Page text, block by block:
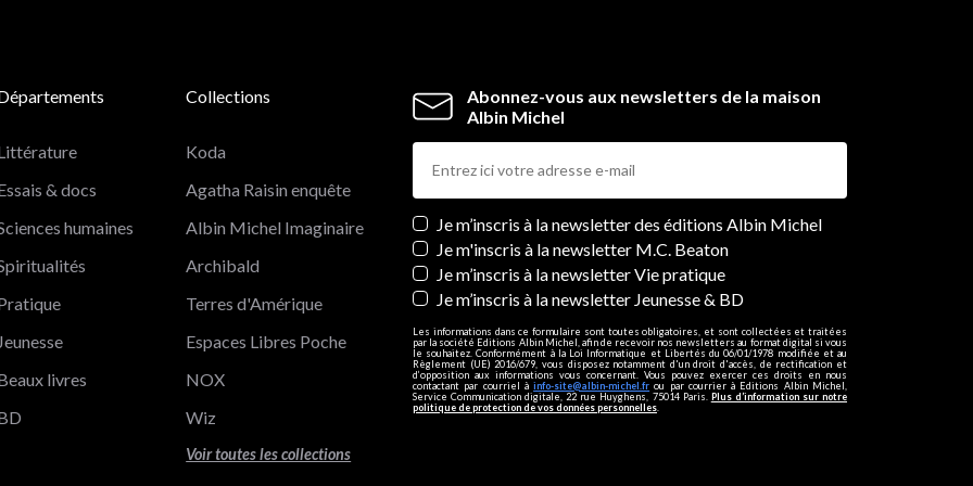
Abonnez-vous aux newsletters de la maison
Albin Michel
Newsletters
Je m’inscris à la newsletter des éditions Albin Michel
Je m'inscris à la newsletter M.C. Beaton
Je m’inscris à la newsletter Vie pratique
Je m’inscris à la newsletter Jeunesse & BD
Les informations dans ce formulaire sont toutes obligatoires, et sont collectées et traitées
par la société Editions Albin Michel, afin de recevoir nos newsletters au format digital si vous
le souhaitez. Conformément à la Loi Informatique et Libertés du 06/01/1978 modifiée et au
Règlement (UE) 2016/679, vous disposez notamment d'un droit d'accès, de rectification et
d’opposition aux informations vous concernant. Vous pouvez exercer ces droits en nous
contactant par courriel àinfo-site@albin-michel.fr ou par courrier à Editions Albin Michel,
Service Communication digitale, 22 rue Huyghens, 75014 Paris. Plus d’information sur notre
politique de protection de vos données personnelles
& docs
humaines
Jeunesse
livres
Collections
Koda
Agatha Raisin enquête
Albin Michel Imaginaire
Archibald
Terres d'Amérique
Espaces Libres Poche
NOX
Wiz
Voir toutes les collections